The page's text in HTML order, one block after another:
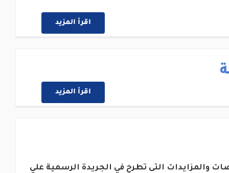
اقرأ المزيد
اقرأ المزيد
والمزايدات التى تطرح في الجريدة الرسمية علي